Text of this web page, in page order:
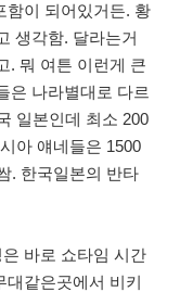
함이 되어있거든. 황
생각함. 달라는거
. 뭐 여튼 이런게 큰
은 나라별대로 다르
일본인데 최소 200
아 얘네들은 1500
. 한국일본의 반타
바로 쇼타임 시간
대같은곳에서 비키